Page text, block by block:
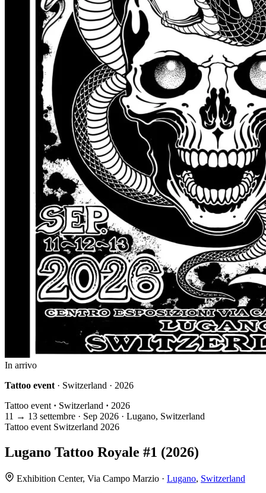
In arrivo
Tattoo event · Switzerland · 2026
Tattoo event · Switzerland · 2026
11 → 13 settembre · Sep 2026 · Lugano, Switzerland
Tattoo event Switzerland 2026
Lugano Tattoo Royale #1 (2026)
Exhibition Center, Via Campo Marzio · Lugano, Switzerland